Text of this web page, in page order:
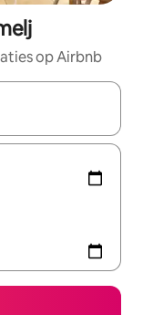
op Airbnb
maak je een keuze